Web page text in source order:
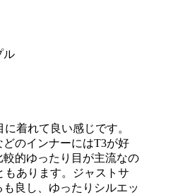
ル
着れて良い感じです。
のインナーにはT3が好
較的ゆったり目が主流なの
もあります。ジャストサ
良し、ゆったりシルエッ